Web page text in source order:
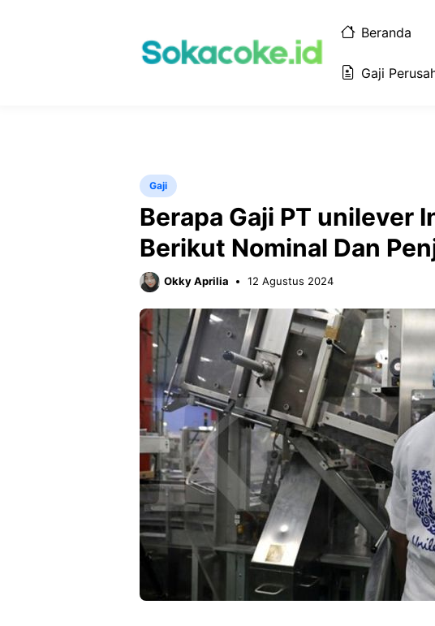
Beranda
Gaji
Gaji
Berapa Gaji PT unilever
Berikut Nominal Dan
Okky Aprilia 12 Agustus 2024